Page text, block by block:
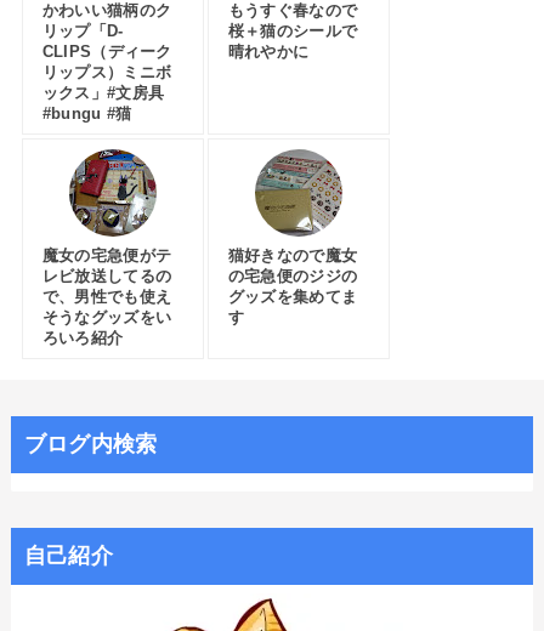
かわいい猫柄のク
リップ「D-
CLIPS（ディーク
リップス）ミニボ
ックス」#文房具
#bungu #猫
もうすぐ春なので
桜＋猫のシールで
晴れやかに
魔女の宅急便がテ
レビ放送してるの
で、男性でも使え
そうなグッズをい
ろいろ紹介
猫好きなので魔女
の宅急便のジジの
グッズを集めてま
す
ブログ内検索
自己紹介